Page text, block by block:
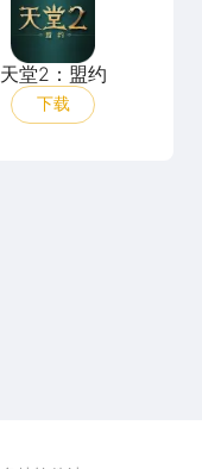
天堂2：盟约
下载